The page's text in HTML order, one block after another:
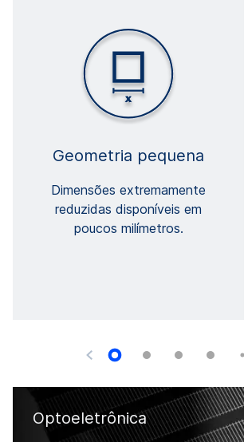
Geometria pequena
Dimensões extremamente
reduzidas disponíveis em
poucos milímetros.
Optoeletrônica